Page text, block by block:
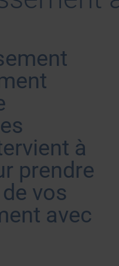
à
prendre
vos
avec